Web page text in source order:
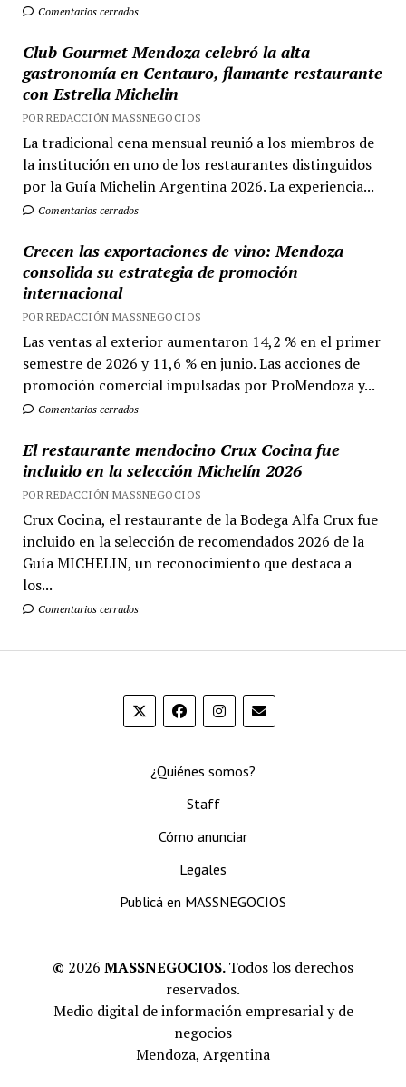
Comentarios cerrados
Club Gourmet Mendoza celebró la alta
gastronomía en Centauro, flamante restaurante
con Estrella Michelin
POR REDACCIÓN MASSNEGOCIOS
La tradicional cena mensual reunió a los miembros de
la institución en uno de los restaurantes distinguidos
por la Guía Michelin Argentina 2026. La experiencia...
Comentarios cerrados
Crecen las exportaciones de vino: Mendoza
consolida su estrategia de promoción
internacional
POR REDACCIÓN MASSNEGOCIOS
Las ventas al exterior aumentaron 14,2 % en el primer
semestre de 2026 y 11,6 % en junio. Las acciones de
promoción comercial impulsadas por ProMendoza y...
Comentarios cerrados
El restaurante mendocino Crux Cocina fue
incluido en la selección Michelín 2026
POR REDACCIÓN MASSNEGOCIOS
Crux Cocina, el restaurante de la Bodega Alfa Crux fue
incluido en la selección de recomendados 2026 de la
Guía MICHELIN, un reconocimiento que destaca a
los...
Comentarios cerrados
¿Quiénes somos?
Staff
Cómo anunciar
Legales
Publicá en MASSNEGOCIOS
© 2026 MASSNEGOCIOS.Todos los derechos
reservados.
Medio digital de información empresarial y de
negocios
Mendoza, Argentina